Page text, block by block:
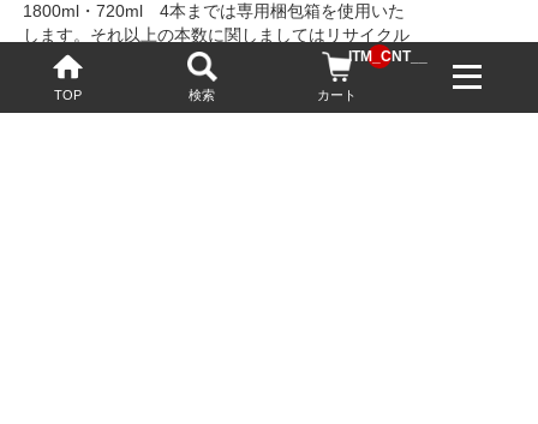
TOP 検索 カート
__ITM_CNT__
1800ml・720ml 4本までは専用梱包箱を使用いた
します。それ以上の本数に関しましてはリサイクル
の梱包箱を使用いたします。ご了承お願いいたしま